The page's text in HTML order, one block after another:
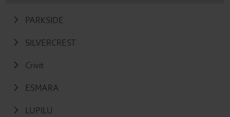
PARKSIDE
SILVERCREST
Crivit
ESMARA
LUPILU